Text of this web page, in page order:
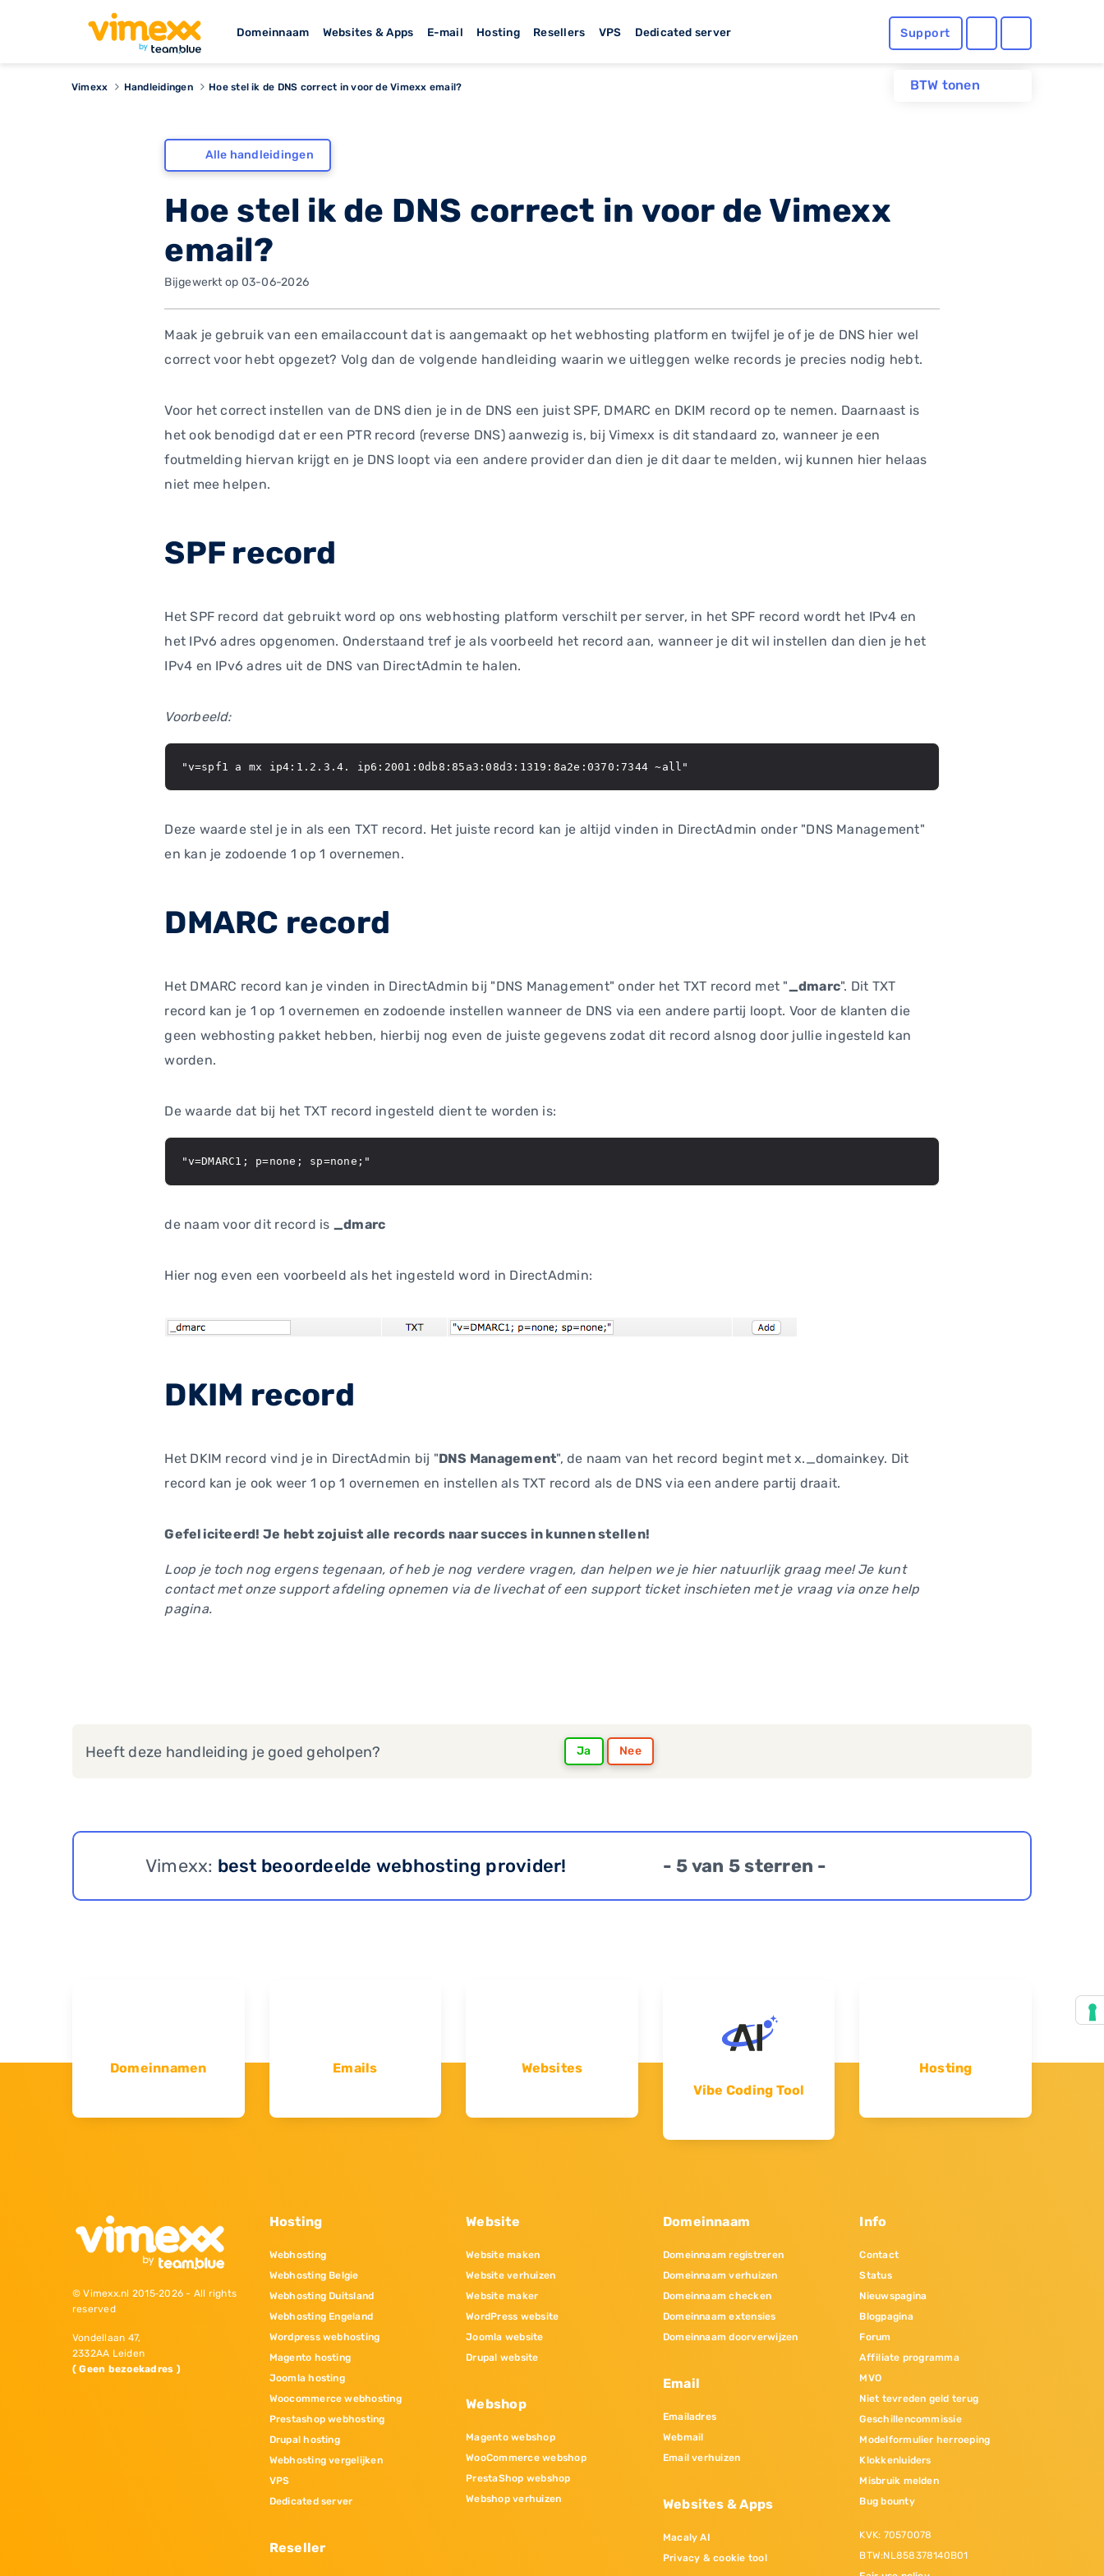
Domeinnaam Websites & Apps E-mail Hosting Resellers VPS Dedicated server Support
BTW tonen
Vimexx Handleidingen Hoe stel ik de DNS correct in voor de Vimexx email?
Alle handleidingen
Hoe stel ik de DNS correct in voor de Vimexx
email?
Bijgewerkt op 03-06-2026
Maak je gebruik van een emailaccount dat is aangemaakt op het webhosting platform en twijfel je of je de DNS hier wel
correct voor hebt opgezet? Volg dan de volgende handleiding waarin we uitleggen welke records je precies nodig hebt.
Voor het correct instellen van de DNS dien je in de DNS een juist SPF, DMARC en DKIM record op te nemen. Daarnaast is
het ook benodigd dat er een PTR record (reverse DNS) aanwezig is, bij Vimexx is dit standaard zo, wanneer je een
foutmelding hiervan krijgt en je DNS loopt via een andere provider dan dien je dit daar te melden, wij kunnen hier helaas
niet mee helpen.
SPF record
Het SPF record dat gebruikt word op ons webhosting platform verschilt per server, in het SPF record wordt het IPv4 en
het IPv6 adres opgenomen. Onderstaand tref je als voorbeeld het record aan, wanneer je dit wil instellen dan dien je het
IPv4 en IPv6 adres uit de DNS van DirectAdmin te halen.
Voorbeeld:
"v=spf1 a mx ip4:1.2.3.4. ip6:2001:0db8:85a3:08d3:1319:8a2e:0370:7344 ~all"
Deze waarde stel je in als een TXT record. Het juiste record kan je altijd vinden in DirectAdmin onder "DNS Management"
en kan je zodoende 1 op 1 overnemen.
DMARC record
Het DMARC record kan je vinden in DirectAdmin bij "DNS Management" onder het TXT record met "_dmarc". Dit TXT
record kan je 1 op 1 overnemen en zodoende instellen wanneer de DNS via een andere partij loopt. Voor de klanten die
geen webhosting pakket hebben, hierbij nog even de juiste gegevens zodat dit record alsnog door jullie ingesteld kan
worden.
De waarde dat bij het TXT record ingesteld dient te worden is:
"v=DMARC1; p=none; sp=none;"
de naam voor dit record is _dmarc
Hier nog even een voorbeeld als het ingesteld word in DirectAdmin:
DKIM record
Het DKIM record vind je in DirectAdmin bij "DNS Management", de naam van het record begint met x._domainkey. Dit
record kan je ook weer 1 op 1 overnemen en instellen als TXT record als de DNS via een andere partij draait.
Gefeliciteerd! Je hebt zojuist alle records naar succes in kunnen stellen!
Loop je toch nog ergens tegenaan, of heb je nog verdere vragen, dan helpen we je hier natuurlijk graag mee! Je kunt
contact met onze support afdeling opnemen via de livechat of een support ticket inschieten met je vraag via onze help
pagina.
Heeft deze handleiding je goed geholpen? Ja Nee
Vimexx: best beoordeelde webhosting provider! - 5 van 5 sterren -
Domeinnamen Emails
Websites
Vibe Coding Tool
Hosting
© Vimexx.nl 2015‐2026 - All rights
reserved
Vondellaan 47,
2332AA Leiden
( Geen bezoekadres )
Hosting
Webhosting
Webhosting Belgie
Webhosting Duitsland
Webhosting Engeland
Wordpress webhosting
Magento hosting
Joomla hosting
Woocommerce webhosting
Prestashop webhosting
Drupal hosting
Webhosting vergelijken
VPS
Dedicated server
Reseller
Website
Website maken
Website verhuizen
Website maker
WordPress website
Joomla website
Drupal website
Webshop
Magento webshop
WooCommerce webshop
PrestaShop webshop
Webshop verhuizen
Domeinnaam
Domeinnaam registreren
Domeinnaam verhuizen
Domeinnaam checken
Domeinnaam extensies
Domeinnaam doorverwijzen
Email
Emailadres
Webmail
Email verhuizen
Websites & Apps
Macaly AI
Privacy & cookie tool
Info
Contact
Status
Nieuwspagina
Blogpagina
Forum
Affiliate programma
MVO
Niet tevreden geld terug
Geschillencommissie
Modelformulier herroeping
Klokkenluiders
Misbruik melden
Bug bounty
KVK: 70570078
BTW:NL858378140B01